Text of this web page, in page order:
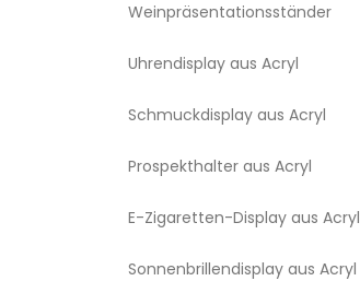
Weinpräsentationsständer
Uhrendisplay aus Acryl
Schmuckdisplay aus Acryl
Prospekthalter aus Acryl
E-Zigaretten-Display aus Acryl
Sonnenbrillendisplay aus Acryl